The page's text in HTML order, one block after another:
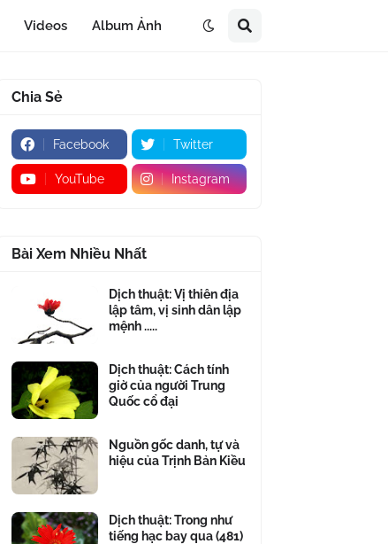
Videos Album Ảnh
Chia Sẻ
Facebook Twitter
YouTube Instagram
Bài Xem Nhiều Nhất
Dịch thuật: Vị thiên địa
lập tâm, vị sinh dân lập
mệnh .....
Dịch thuật: Cách tính
giờ của người Trung
Quốc cổ đại
Nguồn gốc danh, tự và
hiệu của Trịnh Bản Kiều
Dịch thuật: Trong như
tiếng hạc bay qua (481)